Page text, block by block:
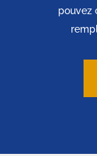
pouvez